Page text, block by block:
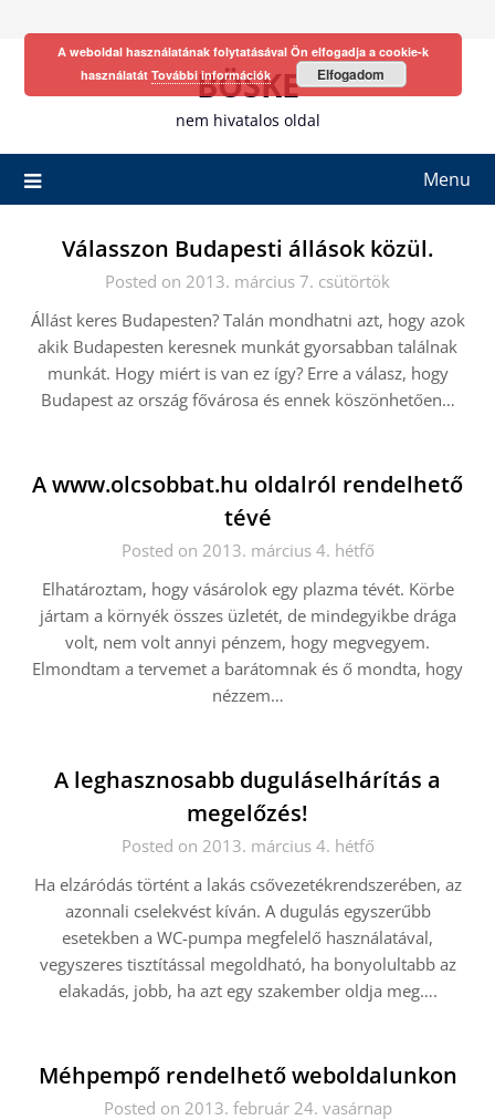
BÖSKE
nem hivatalos oldal
Menu
Válasszon Budapesti állások közül.
Posted on 2013. március 7. csütörtök
Állást keres Budapesten? Talán mondhatni azt, hogy azok
akik Budapesten keresnek munkát gyorsabban találnak
munkát. Hogy miért is van ez így? Erre a válasz, hogy
Budapest az ország fővárosa és ennek köszönhetően…
A www.olcsobbat.hu oldalról rendelhető
tévé
Posted on 2013. március 4. hétfő
Elhatároztam, hogy vásárolok egy plazma tévét. Körbe
jártam a környék összes üzletét, de mindegyikbe drága
volt, nem volt annyi pénzem, hogy megvegyem.
Elmondtam a tervemet a barátomnak és ő mondta, hogy
nézzem…
A leghasznosabb duguláselhárítás a
megelőzés!
Posted on 2013. március 4. hétfő
Ha elzáródás történt a lakás csővezetékrendszerében, az
azonnali cselekvést kíván. A dugulás egyszerűbb
esetekben a WC-pumpa megfelelő használatával,
vegyszeres tisztítással megoldható, ha bonyolultabb az
elakadás, jobb, ha azt egy szakember oldja meg….
Méhpempő rendelhető weboldalunkon
Posted on 2013. február 24. vasárnap
A weboldal használatának folytatásával Ön elfogadja a cookie-k
használatát További információk Elfogadom